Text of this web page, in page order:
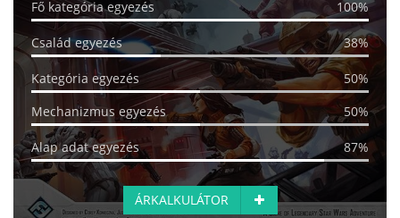
Fő kategória egyezés 100%
Család egyezés 38%
Kategória egyezés
50%
Mechanizmus egyezés
50%
Alap adat egyezés 87%
ÁRKALKULÁTOR